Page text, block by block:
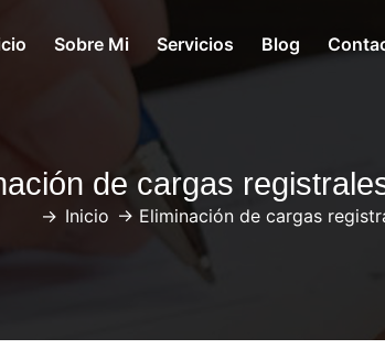
Sobre Mi Servicios Blog
de cargas
-> Inicio -> Eliminación de cargas